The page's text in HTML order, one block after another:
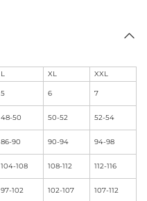
L XL
XXL
5 6 7
48-50 50-52 52-54
86-90 90-94 94-98
104-108 108-112 112-116
97-102 102-107 107-112